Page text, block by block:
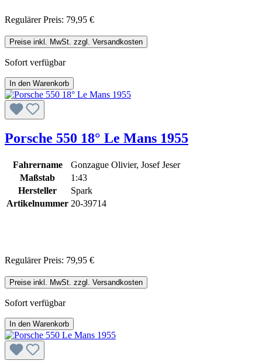
Regulärer Preis: 79,95 €
Preise inkl. MwSt. zzgl. Versandkosten
Sofort verfügbar
In den Warenkorb
Porsche 550 18° Le Mans 1955
Fahrername
Gonzague Olivier, Josef Jeser
Maßstab
1:43
Hersteller
Spark
Artikelnummer 20-39714
Regulärer Preis: 79,95 €
Preise inkl. MwSt. zzgl. Versandkosten
Sofort verfügbar
In den Warenkorb